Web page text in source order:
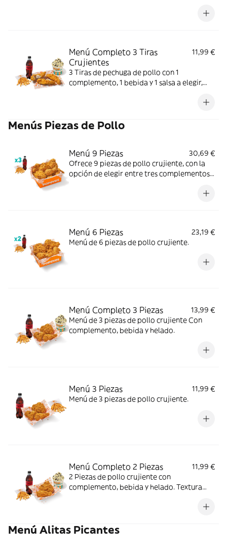
Menú Completo 3 Tiras
Crujientes
11,99 €
3 Tiras de pechuga de pollo con 1
complemento, 1 bebida y 1 salsa a elegir,
Menús Piezas de Pollo
Menú 9 Piezas
30,69 €
Ofrece 9 piezas de pollo crujiente, con la
opción de elegir entre tres complementos
Menú 6 Piezas
23,19 €
Menú de 6 piezas de pollo crujiente.
Menú Completo 3 Piezas
13,99 €
Menú de 3 piezas de pollo crujiente Con
complemento, bebida y helado.
Menú 3 Piezas
11,99 €
Menú de 3 piezas de pollo crujiente.
Menú Completo 2 Piezas
11,99 €
2 Piezas de pollo crujiente con
complemento, bebida y helado. Textura
Menú Alitas Picantes